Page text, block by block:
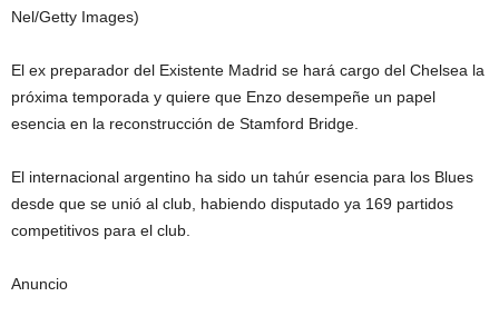
Nel/Getty Images)
El ex preparador del Existente Madrid se hará cargo del Chelsea la
próxima temporada y quiere que Enzo desempeñe un papel
esencia en la reconstrucción de Stamford Bridge.
El internacional argentino ha sido un tahúr esencia para los Blues
desde que se unió al club, habiendo disputado ya 169 partidos
competitivos para el club.
Anuncio